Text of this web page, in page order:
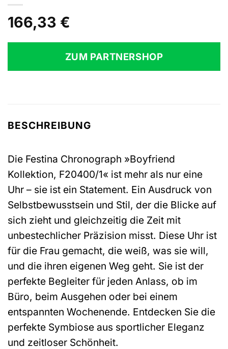
166,33 €
ZUM PARTNERSHOP
BESCHREIBUNG
Die Festina Chronograph »Boyfriend
Kollektion, F20400/1« ist mehr als nur eine
Uhr – sie ist ein Statement. Ein Ausdruck von
Selbstbewusstsein und Stil, der die Blicke auf
sich zieht und gleichzeitig die Zeit mit
unbestechlicher Präzision misst. Diese Uhr ist
für die Frau gemacht, die weiß, was sie will,
und die ihren eigenen Weg geht. Sie ist der
perfekte Begleiter für jeden Anlass, ob im
Büro, beim Ausgehen oder bei einem
entspannten Wochenende. Entdecken Sie die
perfekte Symbiose aus sportlicher Eleganz
und zeitloser Schönheit.